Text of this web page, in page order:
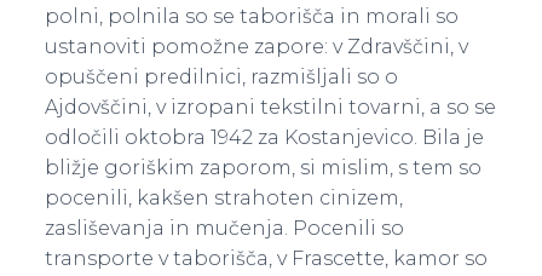
polni, polnila so se taborišča in morali so
ustanoviti pomožne zapore: v Zdravščini, v
opuščeni predilnici, razmišljali so o
Ajdovščini, v izropani tekstilni tovarni, a so se
odločili oktobra 1942 za Kostanjevico. Bila je
bližje goriškim zaporom, si mislim, s tem so
pocenili, kakšen strahoten cinizem,
zasliševanja in mučenja. Pocenili so
transporte v taborišča, v Frascette, kamor so